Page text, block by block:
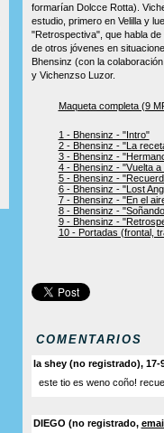
formarían Dolcce Rotta).
estudio, primero en Velilla y
"Retrospectiva", que habla
de otros jóvenes en
Bhensinz (con la
y Vichenzso Luzor.
Maqueta completa (9
1 - Bhensinz - "Intro"
2 - Bhensinz - "La
3 - Bhensinz -
4 - Bhensinz - "Vuelta
5 - Bhensinz -
6 - Bhensinz - "Lost
7 - Bhensinz - "En el
8 - Bhensinz -
9 - Bhensinz -
10 - Portadas (frontal,
COMENTARIOS
la shey (no registrado), 17-
este tio es weno coño!
DIEGO (no registrado,